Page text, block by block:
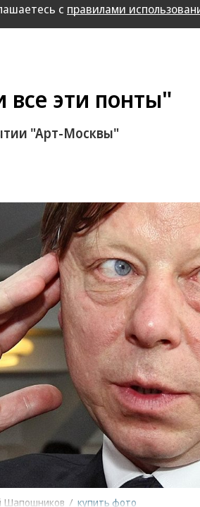
с правилами
эти понты"
"Арт-Москвы"
Шапошников / купить фото